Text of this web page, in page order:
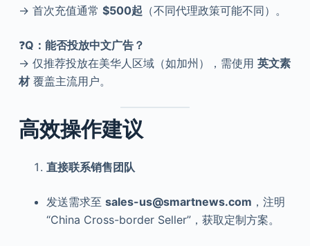
→ 首次充值通常 $500起 （不同代理政策可能不同）。
❓Q：能否投放中文广告？
→ 仅推荐投放在美华人区域（如加州），需使用 英文素
材覆盖主流用户。
高效操作建议
直接联系销售团队
发送需求至 sales-us@smartnews.com ，注明
“China Cross-border Seller”，获取定制方案。